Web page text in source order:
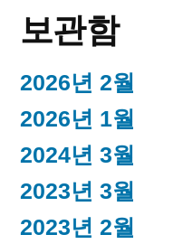
보관함
2026년 2월
2026년 1월
2024년 3월
2023년 3월
2023년 2월